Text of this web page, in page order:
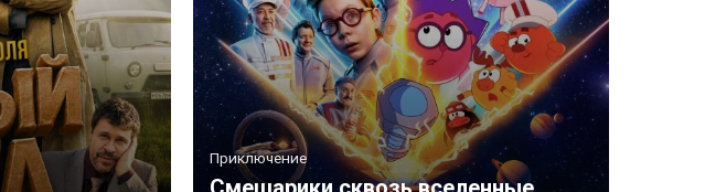
Приключение